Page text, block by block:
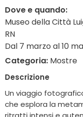
Dove e quando:
Museo della Città
RN
Dal 7 marzo al 10
Categoria: Mostre
Descrizione
Un viaggio
che esplora la